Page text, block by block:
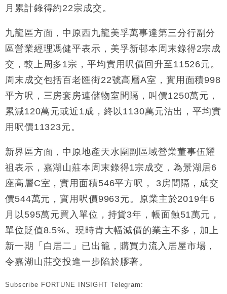
15:59
財經｜SA售股自救後再出手 斥4億美元押注未上市公
司
月累計錄得約22宗成交。
九龍區方面，中原西九龍美孚萬事達第三分行副分
區營業經理馮健平表示，美孚新邨本周末錄得2宗成
交，較上周多1宗，平均實用呎價回升至11526元。
周末成交包括百老匯街22號高層A室，實用面積998
平方呎，三房套房連儲物室間隔，叫價1250萬元，
累減120萬元或近1成，終以1130萬元沽出，平均實
用呎價11323元。
新界區方面，中原地產天水圍副區域營業董事伍耀
祖表示，嘉湖山莊本周末錄得1宗成交，為景湖居6
座高層C室，實用面積546平方呎， 3房間隔，成交
價544萬元，實用呎價9963元。原業主於2019年6
月以595萬元買入單位，持貨3年，帳面蝕51萬元，
單位貶值8.5%。現時肯大幅減價的業主不多，加上
新一期「白居二」已出籠，購買力流入居屋市場，
令嘉湖山莊交投進一步陷於膠著。
Subscribe FORTUNE INSIGHT Telegram: